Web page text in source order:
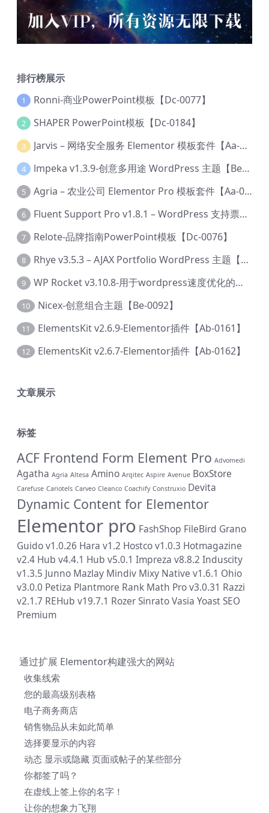
排行榜展示
1 Ronni-商业PowerPoint模板【Dc-0077】
2 SHAPER PowerPoint模板【Dc-0184】
3 Jarvis – 网络安全服务 Elementor 模板套件【Aa-0035】
4 lmpeka v1.3.9-创意多用途 WordPress 主题【Be-0064】
5 Agria – 农业公司 Elementor Pro 模板套件【Aa-0003】
6 Fluent Support Pro v1.8.1 – WordPress 支持票务系统【Cc-0041】
7 Relote-品牌指南PowerPoint模板【Dc-0076】
8 Rhye v3.5.3 – AJAX Portfolio WordPress 主题【Bi-0049】
9 WP Rocket v3.10.8-用于wordpress速度优化的缓存加速插件【Cd-0019】
10 Nicex-创意组合主题【Be-0092】
11 ElementsKit v2.6.9-Elementor插件【Ab-0161】
12 ElementsKit v2.6.7-Elementor插件【Ab-0162】
文章展示
标签
ACF Frontend Form Element Pro Advomedi
Agatha Agria Altesa Amino Arqitec Aspire Avenue BoxStore
Carefuse Cariotels Carveo Cleanco Coachify Construxio Devita
Dynamic Content for Elementor
Elementor pro FashShop FileBird Grano
Guido v1.0.26 Hara v1.2 Hostco v1.0.3 Hotmagazine
v2.4 Hub v4.4.1 Hub v5.0.1 Impreza v8.8.2 Induscity
v1.3.5 Junno Mazlay Mindiv Mixy Native v1.6.1 Ohio
v3.0.0 Petiza Plantmore Rank Math Pro v3.0.31 Razzi
v2.1.7 REHub v19.7.1 RozerSinratoVasia Yoast SEO
Premium
通过扩展 Elementor构建强大的网站
收集线索
您的最高级别表格
电子商务商店
销售物品从未如此简单
选择要显示的内容
动态 显示或隐藏 页面或帖子的某些部分
你都签了吗？
在虚线上签上你的名字！
让你的想象力飞翔